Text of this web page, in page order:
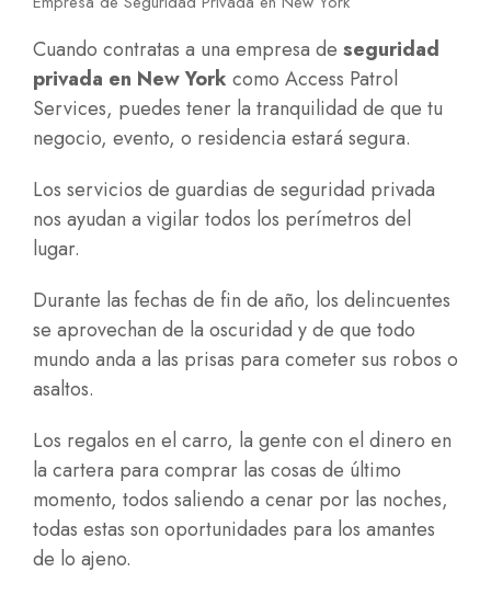
Cuando contratas a una empresa de seguridad
privada en New York como Access Patrol
Services, puedes tener la tranquilidad de que tu
negocio, evento, o residencia estará segura.
Los servicios de guardias de seguridad privada
nos ayudan a vigilar todos los perímetros del
lugar.
Durante las fechas de fin de año, los delincuentes
se aprovechan de la oscuridad y de que todo
mundo anda a las prisas para cometer sus robos o
asaltos.
Los regalos en el carro, la gente con el dinero en
la cartera para comprar las cosas de último
momento, todos saliendo a cenar por las noches,
todas estas son oportunidades para los amantes
de lo ajeno.